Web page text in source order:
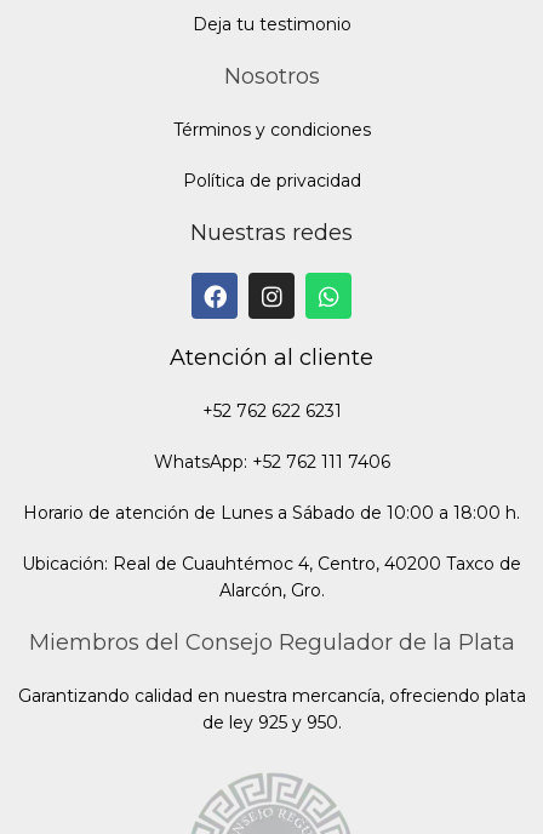
Deja tu testimonio
Nosotros
Términos y condiciones
Política de privacidad
Nuestras redes
Atención al cliente
+52 762 622 6231
WhatsApp: +52 762 111 7406
Horario de atención de Lunes a Sábado de 10:00 a 18:00 h.
Ubicación: Real de Cuauhtémoc 4, Centro, 40200 Taxco de
Alarcón, Gro.
Miembros del Consejo Regulador de la Plata
Garantizando calidad en nuestra mercancía, ofreciendo plata
de ley 925 y 950.